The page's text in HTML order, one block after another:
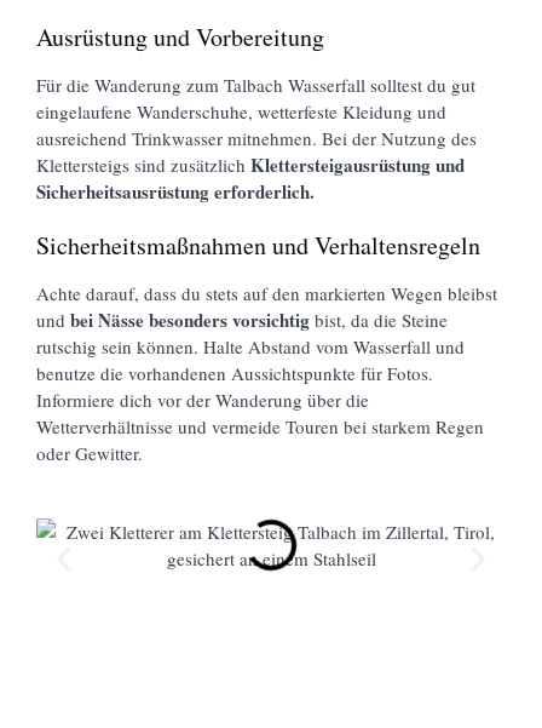
Ausrüstung und Vorbereitung
Für die Wanderung zum Talbach Wasserfall solltest du gut
eingelaufene Wanderschuhe, wetterfeste Kleidung und
ausreichend Trinkwasser mitnehmen. Bei der Nutzung des
Klettersteigs sind zusätzlich Klettersteigausrüstung und
Sicherheitsausrüstung erforderlich.
Sicherheitsmaßnahmen und Verhaltensregeln
Achte darauf, dass du stets auf den markierten Wegen bleibst
und bei Nässe besonders vorsichtig bist, da die Steine
rutschig sein können. Halte Abstand vom Wasserfall und
benutze die vorhandenen Aussichtspunkte für Fotos.
Informiere dich vor der Wanderung über die
Wetterverhältnisse und vermeide Touren bei starkem Regen
oder Gewitter.